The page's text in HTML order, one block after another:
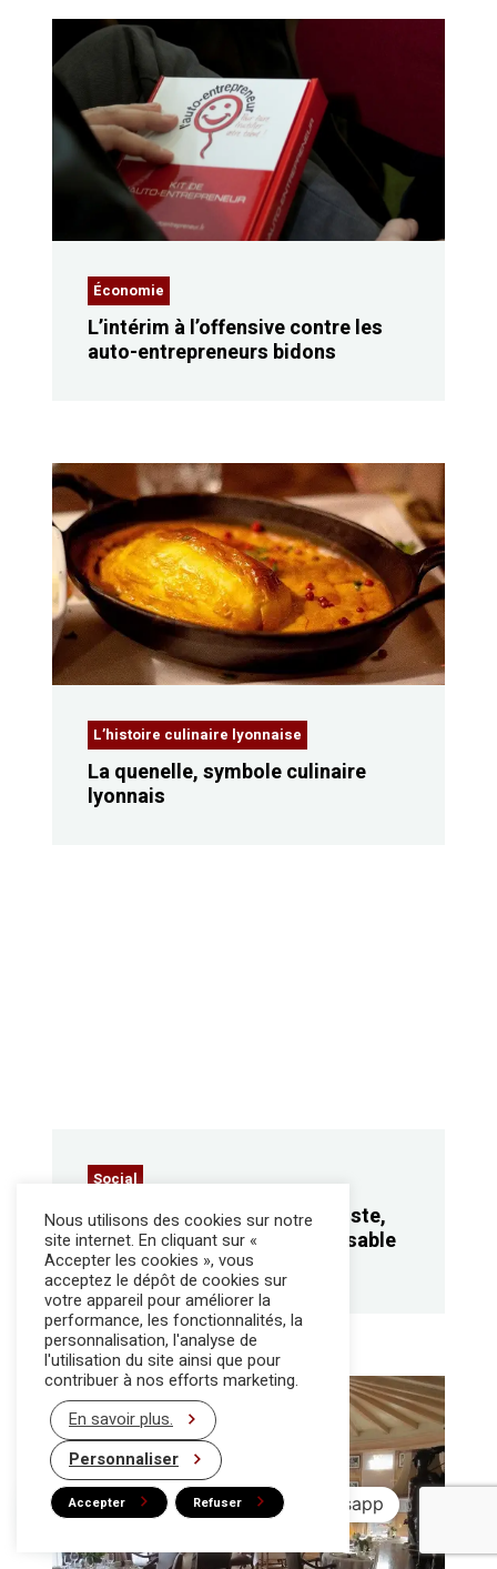
Économie
L’intérim à l’offensive contre les
auto-entrepreneurs bidons
L’histoire culinaire lyonnaise
La quenelle, symbole culinaire
lyonnais
Social
Focus métier : le réceptionniste,
un premier contact indispensable
en hôtellerie
Nous utilisons des cookies sur notre
site internet. En cliquant sur «
Accepter les cookies », vous
acceptez le dépôt de cookies sur
votre appareil pour améliorer la
performance, les fonctionnalités, la
personnalisation, l'analyse de
l'utilisation du site ainsi que pour
contribuer à nos efforts marketing.
En savoir plus.
Personnaliser
Accepter Refuser